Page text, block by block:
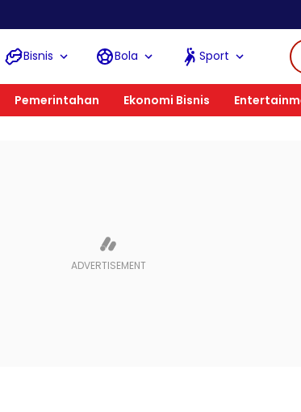
Bisnis Bola Sport
Pemerintahan Ekonomi Bisnis